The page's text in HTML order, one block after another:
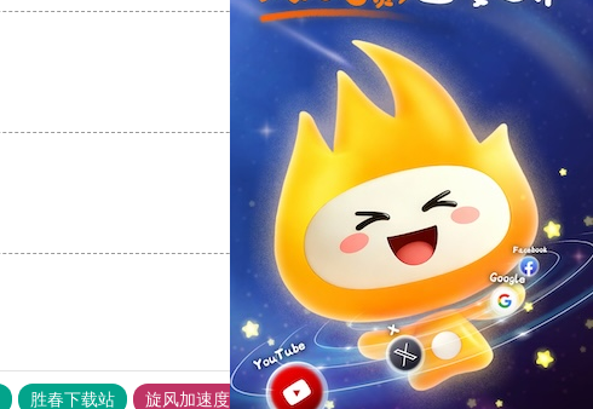
支持[0] 反对
支持[0] 反对[0]
胜春下载站 旋风加速度器 银河vqn官网 加速器试用30分钟